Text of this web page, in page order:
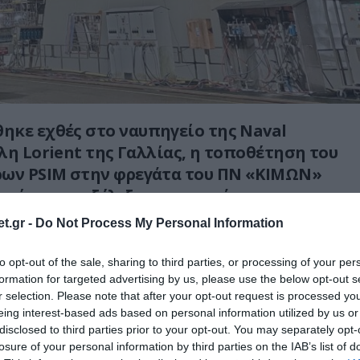
- Do Not Process My Personal Information
opt-out of the sale, sharing to third parties, or processing of your
for targeted advertising by us, please use the below opt-out
selection. Please note that after your opt-out request is processed
interest-based ads based on personal information utilized by us
to third parties prior to your opt-out. You may separately
of your personal information by third parties on the IAB’s list of
εχθές στο ναυπηγείο της Naval
Lorient της Γαλλίας, η τοποθέτηση του
PSIM στην φρεγάτα του ΠΝ «ΚΙΜΩΝ»
στην εξέλιξη της ναυπήγησης.
που αποδεσμεύει η εταιρία, το PSIM
και βάρους 150 τόνων έχει εγκατεστημένες
προκειμένου να συλλέγει μια σειρά
τα επεξεργάζεται.